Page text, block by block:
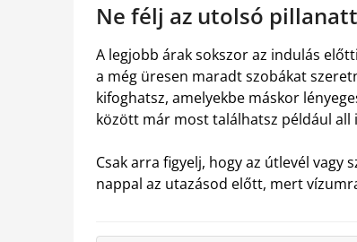
Ne félj az utolsó
A legjobb árak sokszor az indulás
a még üresen maradt szobákat
kifoghatsz, amelyekbe máskor
között már most találhatsz például all
Csak arra figyelj, hogy az útlevél vagy
nappal az utazásod előtt, mert